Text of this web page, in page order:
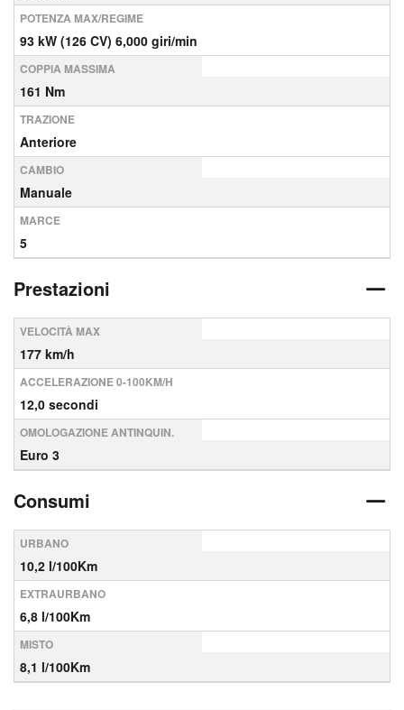
POTENZA MAX/REGIME
93 kW (126 CV) 6,000 giri/min
COPPIA MASSIMA
161 Nm
TRAZIONE
Anteriore
CAMBIO
Manuale
MARCE
5
Prestazioni
VELOCITÀ MAX
177 km/h
ACCELERAZIONE 0-100KM/H
12,0 secondi
OMOLOGAZIONE ANTINQUIN.
Euro 3
Consumi
URBANO
10,2 l/100Km
EXTRAURBANO
6,8 l/100Km
MISTO
8,1 l/100Km